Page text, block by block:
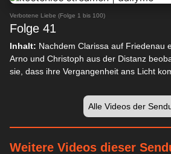
Verbotene Liebe (Folge 1 bis 100)
Folge 41
Inhalt: Nachdem Clarissa auf Friedenau
Arno und Christoph aus der Distanz
sie, dass ihre Vergangenheit ans Licht
Alle Videos der
Weitere Videos dieser